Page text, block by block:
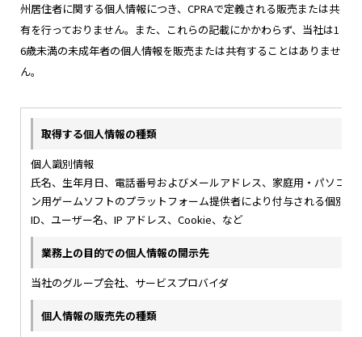
州居住者に関する個人情報につき、CPRAで定義される販売または共
有を行っておりません。また、これらの記載にかかわらず、当社は1
6歳未満の未成年者の個人情報を販売または共有することはありませ
ん。
個人識別情報
氏名、生年月日、電話番号およびメールアドレス、家庭用・パソコ
ン用ゲームソフトのプラットフォーム提供者により付与される個別
ID、ユーザー名、IP アドレス、Cookie、など
当社のグループ会社、サービスプロバイダ